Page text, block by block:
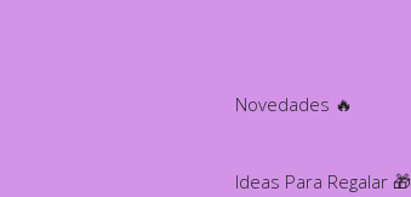
Novedades 🔥
Ideas Para Regalar 🎁